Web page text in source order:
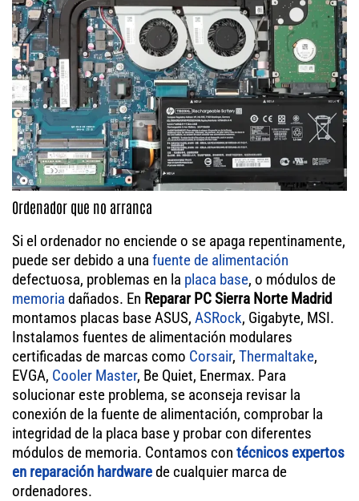
Ordenador que no arranca
Si el ordenador no enciende o se apaga repentinamente,
puede ser debido a una fuente de alimentación
defectuosa, problemas en la placa base, o módulos de
memoria dañados. En Reparar PC Sierra Norte Madrid
montamos placas base ASUS, ASRock, Gigabyte, MSI.
Instalamos fuentes de alimentación modulares
certificadas de marcas como Corsair, Thermaltake,
EVGA, Cooler Master, Be Quiet, Enermax. Para
solucionar este problema, se aconseja revisar la
conexión de la fuente de alimentación, comprobar la
integridad de la placa base y probar con diferentes
módulos de memoria. Contamos con técnicos expertos
en reparación hardwarede cualquier marca de
ordenadores.